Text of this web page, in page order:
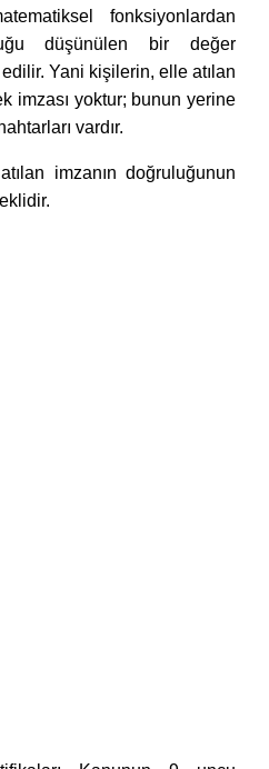
fonksiyonlardan
düşünülen bir değer
Yani kişilerin, elle atılan
imzası yoktur; bunun yerine
vardır.
imzanın doğruluğunun